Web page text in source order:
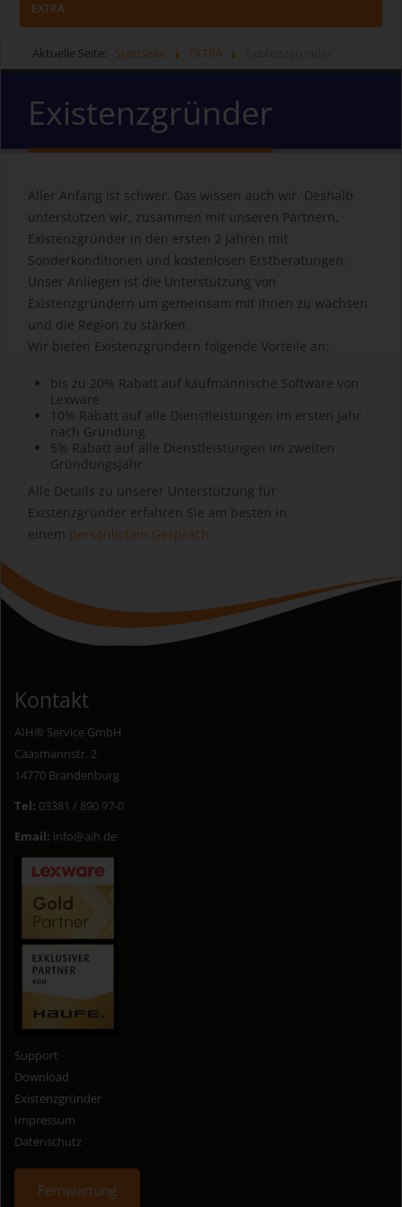
EXTRA
Aktuelle Seite: Startseite EXTRA
Existenzgründer
Aller Anfang ist schwer. Das wissen auch wir. Deshalb
unterstützen wir, zusammen mit unseren Partnern,
Existenzgründer in den ersten 2 Jahren mit
Sonderkonditionen und kostenlosen Erstberatungen.
Unser Anliegen ist die Unterstützung von
Existenzgründern um gemeinsam mit Ihnen zu wachsen
und die Region zu stärken.
Wir bieten Existenzgründern folgende Vorteile an:
bis zu 20% Rabatt auf kaufmännische Software von
Lexware
10% Rabatt auf alle Dienstleistungen im ersten Jahr
nach Gründung
5% Rabatt auf alle Dienstleistungen im zweiten
Gründungsjahr
Alle Details zu unserer Unterstützung für
Existenzgründer erfahren Sie am besten in
einem persönlichen Gespräch.
Kontakt
AIH® Service GmbH
Caasmannstr. 2
14770 Brandenburg
Tel: 03381 / 890 97-0
Email: info@aih.de
Support
Download
Existenzgründer
Impressum
Datenschutz
Fernwartung